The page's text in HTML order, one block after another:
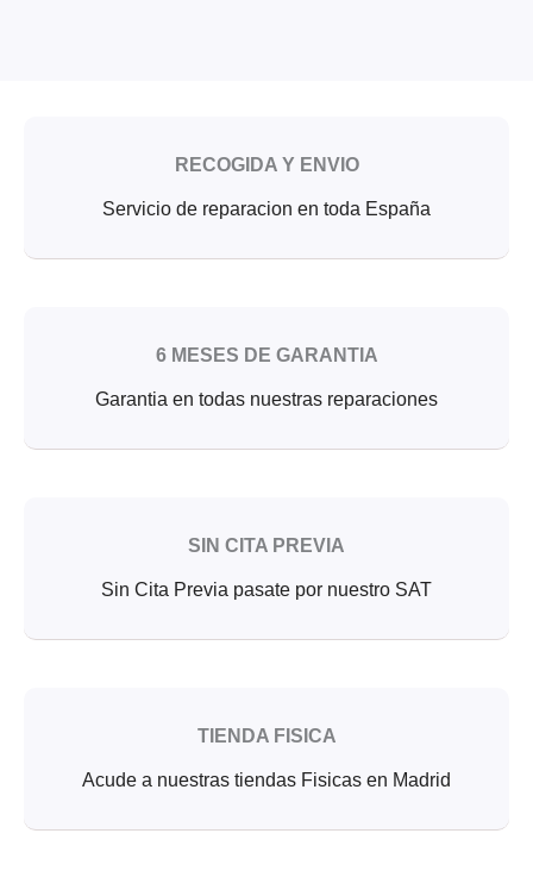
RECOGIDA Y ENVIO
Servicio de reparacion en toda España
6 MESES DE GARANTIA
Garantia en todas nuestras reparaciones
SIN CITA PREVIA
Sin Cita Previa pasate por nuestro SAT
TIENDA FISICA
Acude a nuestras tiendas Fisicas en Madrid